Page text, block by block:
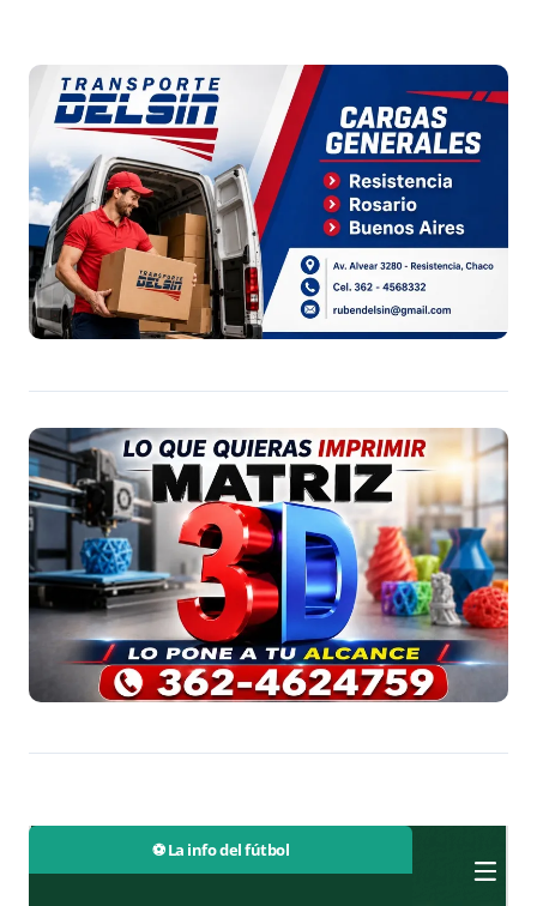
⚽ La info del fútbol